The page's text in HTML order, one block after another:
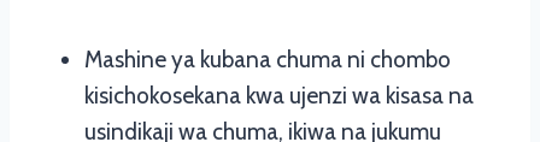
Mashine ya kubana chuma ni chombo
kisichokosekana kwa ujenzi wa kisasa na
usindikaji wa chuma, ikiwa na jukumu